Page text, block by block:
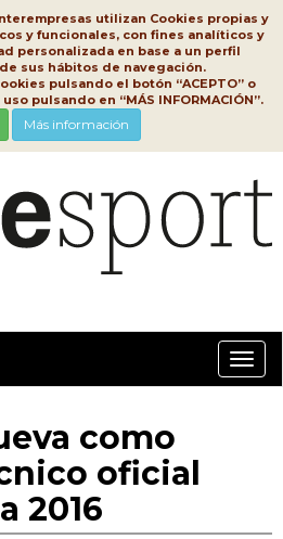
utilizan Cookies propias y
y funcionales, con fines analíticos y
personalizada en base a un perfil
sus hábitos de navegación.
pulsando el botón “ACEPTO” o
pulsando en “MÁS INFORMACIÓN”.
Más información
como
oficial
2016